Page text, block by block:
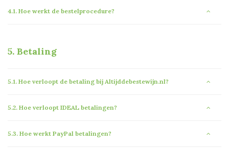
4.1. Hoe werkt de bestelprocedure?
5. Betaling
5.1. Hoe verloopt de betaling bij Altijddebestewijn.nl?
5.2. Hoe verloopt IDEAL betalingen?
5.3. Hoe werkt PayPal betalingen?